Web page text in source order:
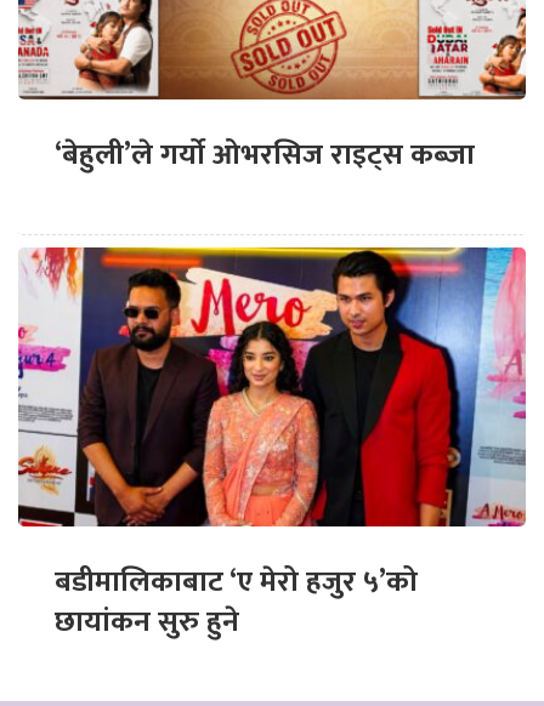
‘बेहुली’ले गर्यो ओभरसिज राइट्स कब्जा
बडीमालिकाबाट ‘ए मेरो हजुर ५’को
छायांकन सुरु हुने